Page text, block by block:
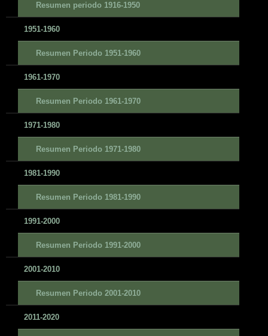
Resumen periodo 1916-1950
1951-1960
Resumen Periodo 1951-1960
1961-1970
Resumen Periodo 1961-1970
1971-1980
Resumen Periodo 1971-1980
1981-1990
Resumen Periodo 1981-1990
1991-2000
Resumen Periodo 1991-2000
2001-2010
Resumen Periodo 2001-2010
2011-2020